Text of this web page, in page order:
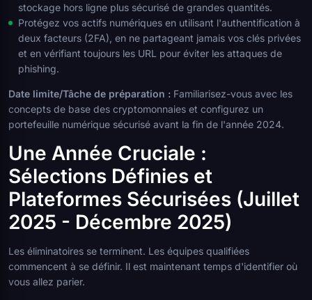
stockage hors ligne plus sécurisé de grandes quantités.
Protégez vos actifs numériques en utilisant l'authentification à
deux facteurs (2FA), en ne partageant jamais vos clés privées
et en vérifiant toujours les URL pour éviter les attaques de
phishing.
Date limite/Tâche de préparation : Familiarisez-vous avec les
concepts de base des cryptomonnaies et configurez un
portefeuille numérique sécurisé avant la fin de l'année 2024.
Une Année Cruciale :
Sélections Définies et
Plateformes Sécurisées (Juillet
2025 - Décembre 2025)
Les éliminatoires se terminent. Les équipes qualifiées
commencent à se définir. Il est maintenant temps d'identifier où
vous allez parier.